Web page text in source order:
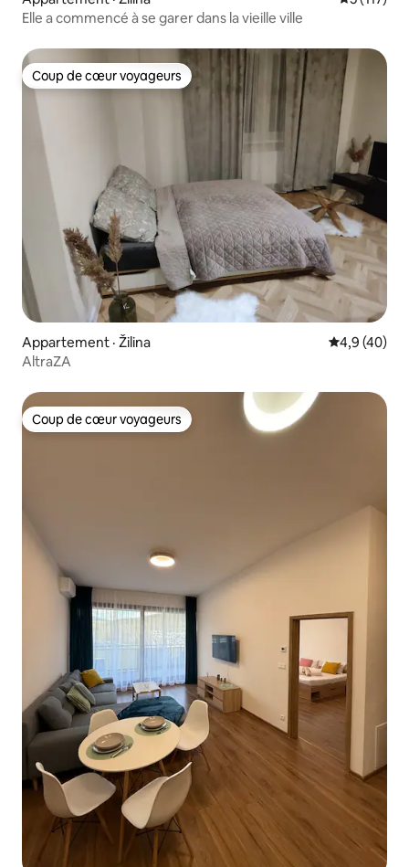
Elle a commencé à se garer dans la vieille ville
Coup de cœur voyageurs
Coup de cœur voyageurs
Appartement · Žilina Note
4,9 (40)
AltraZA
Coup de cœur voyageurs
Coup de cœur voyageurs